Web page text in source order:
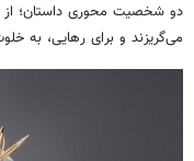
دو شخصیت محوری داستان؛
می‌گریزند و برای رهایی، به